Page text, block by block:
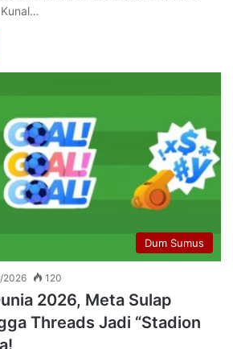
Dum Sumus
2026 120
2026, Meta Sulap
Threads Jadi “Stadion